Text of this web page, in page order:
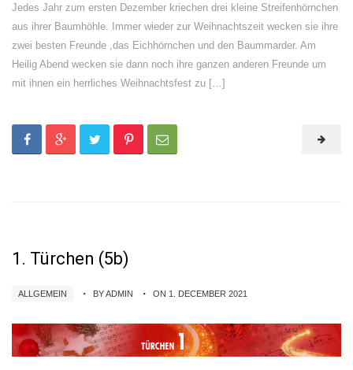
Jedes Jahr zum ersten Dezember kriechen drei kleine Streifenhörnchen
aus ihrer Baumhöhle. Immer wieder zur Weihnachtszeit wecken sie ihre
zwei besten Freunde ,das Eichhörnchen und den Baummarder. Am
Heilig Abend wecken sie dann noch ihre ganzen anderen Freunde um
mit ihnen ein herrliches Weihnachtsfest zu […]
1. Türchen (5b)
ALLGEMEIN BY ADMIN ON 1. DECEMBER 2021